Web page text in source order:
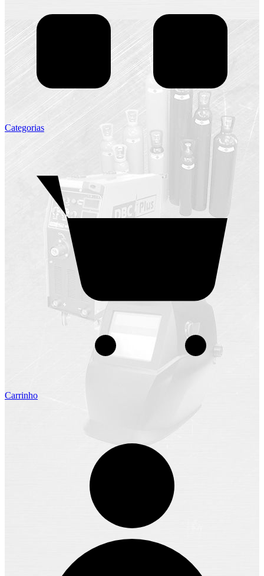
Categorias
Carrinho